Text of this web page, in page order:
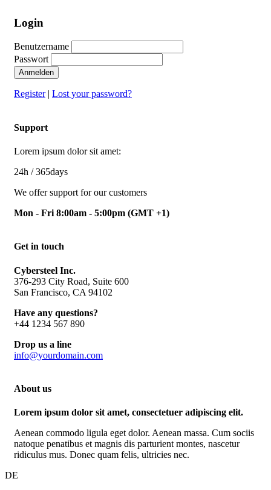
Login
Benutzername
Passwort
Anmelden
Register| Lost your password?
Support
Lorem ipsum dolor sit amet:
24h / 365days
We offer support for our customers
Mon - Fri 8:00am - 5:00pm (GMT +1)
Get in touch
Cybersteel Inc.
376-293 City Road, Suite 600
San Francisco, CA 94102
Have any questions?
+44 1234 567 890
Drop us a line
info@yourdomain.com
About us
Lorem ipsum dolor sit amet, consectetuer adipiscing elit.
Aenean commodo ligula eget dolor. Aenean massa. Cum sociis
natoque penatibus et magnis dis parturient montes, nascetur
ridiculus mus. Donec quam felis, ultricies nec.
DE